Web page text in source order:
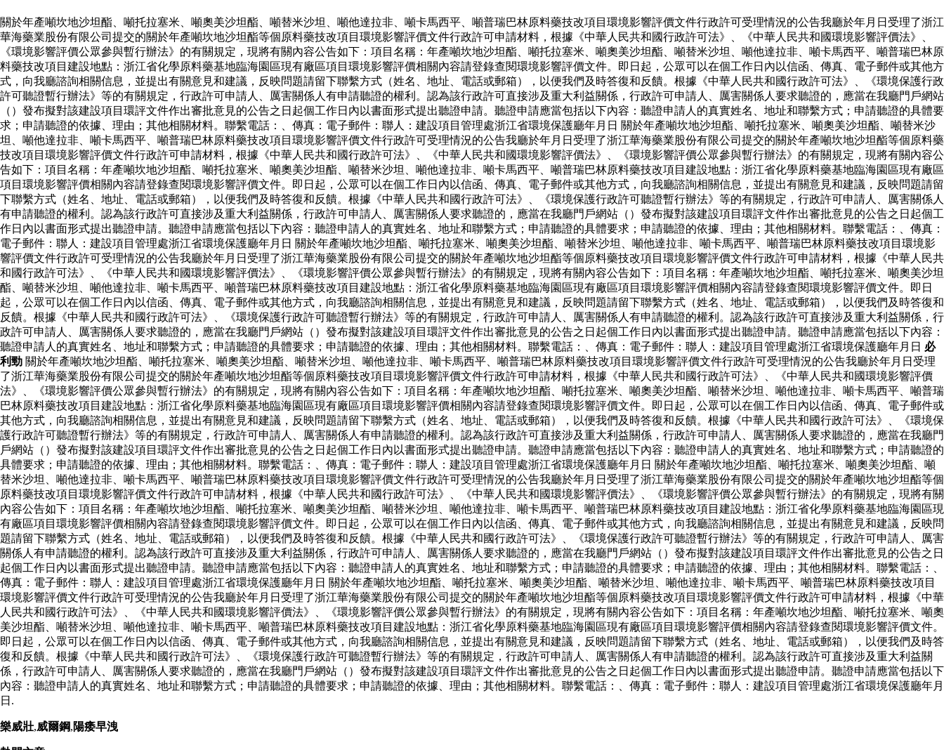
關於年產噸坎地沙坦酯、噸托拉塞米、噸奧美沙坦酯、噸替米沙坦、噸他達拉非、噸卡馬西平、噸普瑞巴林原料藥技改項目環境影響評價文件行政許可受理情況的公告我廳於年月日受理了浙江
華海藥業股份有限公司提交的關於年產噸坎地沙坦酯等個原料藥技改項目環境影響評價文件行政許可申請材料，根據《中華人民共和國行政許可法》、《中華人民共和國環境影響評價法》、
《環境影響評價公眾參與暫行辦法》的有關規定，現將有關內容公告如下：項目名稱：年產噸坎地沙坦酯、噸托拉塞米、噸奧美沙坦酯、噸替米沙坦、噸他達拉非、噸卡馬西平、噸普瑞巴林原
料藥技改項目建設地點：浙江省化學原料藥基地臨海園區現有廠區項目環境影響評價相關內容請登錄查閱環境影響評價文件。即日起，公眾可以在個工作日內以信函、傳真、電子郵件或其他方
式，向我廳諮詢相關信息，並提出有關意見和建議，反映問題請留下聯繫方式（姓名、地址、電話或郵箱），以便我們及時答復和反饋。根據《中華人民共和國行政許可法》、《環境保護行政
許可聽證暫行辦法》等的有關規定，行政許可申請人、厲害關係人有申請聽證的權利。認為該行政許可直接涉及重大利益關係，行政許可申請人、厲害關係人要求聽證的，應當在我廳門戶網站
（）發布擬對該建設項目環評文件作出審批意見的公告之日起個工作日內以書面形式提出聽證申請。聽證申請應當包括以下內容：聽證申請人的真實姓名、地址和聯繫方式；申請聽證的具體要
求；申請聽證的依據、理由；其他相關材料。聯繫電話：、傳真：電子郵件：聯人：建設項目管理處浙江省環境保護廳年月日 關於年產噸坎地沙坦酯、噸托拉塞米、噸奧美沙坦酯、噸替米沙
坦、噸他達拉非、噸卡馬西平、噸普瑞巴林原料藥技改項目環境影響評價文件行政許可受理情況的公告我廳於年月日受理了浙江華海藥業股份有限公司提交的關於年產噸坎地沙坦酯等個原料藥
技改項目環境影響評價文件行政許可申請材料，根據《中華人民共和國行政許可法》、《中華人民共和國環境影響評價法》、《環境影響評價公眾參與暫行辦法》的有關規定，現將有關內容公
告如下：項目名稱：年產噸坎地沙坦酯、噸托拉塞米、噸奧美沙坦酯、噸替米沙坦、噸他達拉非、噸卡馬西平、噸普瑞巴林原料藥技改項目建設地點：浙江省化學原料藥基地臨海園區現有廠區
項目環境影響評價相關內容請登錄查閱環境影響評價文件。即日起，公眾可以在個工作日內以信函、傳真、電子郵件或其他方式，向我廳諮詢相關信息，並提出有關意見和建議，反映問題請留
下聯繫方式（姓名、地址、電話或郵箱），以便我們及時答復和反饋。根據《中華人民共和國行政許可法》、《環境保護行政許可聽證暫行辦法》等的有關規定，行政許可申請人、厲害關係人
有申請聽證的權利。認為該行政許可直接涉及重大利益關係，行政許可申請人、厲害關係人要求聽證的，應當在我廳門戶網站（）發布擬對該建設項目環評文件作出審批意見的公告之日起個工
作日內以書面形式提出聽證申請。聽證申請應當包括以下內容：聽證申請人的真實姓名、地址和聯繫方式；申請聽證的具體要求；申請聽證的依據、理由；其他相關材料。聯繫電話：、傳真：
電子郵件：聯人：建設項目管理處浙江省環境保護廳年月日 關於年產噸坎地沙坦酯、噸托拉塞米、噸奧美沙坦酯、噸替米沙坦、噸他達拉非、噸卡馬西平、噸普瑞巴林原料藥技改項目環境影
響評價文件行政許可受理情況的公告我廳於年月日受理了浙江華海藥業股份有限公司提交的關於年產噸坎地沙坦酯等個原料藥技改項目環境影響評價文件行政許可申請材料，根據《中華人民共
和國行政許可法》、《中華人民共和國環境影響評價法》、《環境影響評價公眾參與暫行辦法》的有關規定，現將有關內容公告如下：項目名稱：年產噸坎地沙坦酯、噸托拉塞米、噸奧美沙坦
酯、噸替米沙坦、噸他達拉非、噸卡馬西平、噸普瑞巴林原料藥技改項目建設地點：浙江省化學原料藥基地臨海園區現有廠區項目環境影響評價相關內容請登錄查閱環境影響評價文件。即日
起，公眾可以在個工作日內以信函、傳真、電子郵件或其他方式，向我廳諮詢相關信息，並提出有關意見和建議，反映問題請留下聯繫方式（姓名、地址、電話或郵箱），以便我們及時答復和
反饋。根據《中華人民共和國行政許可法》、《環境保護行政許可聽證暫行辦法》等的有關規定，行政許可申請人、厲害關係人有申請聽證的權利。認為該行政許可直接涉及重大利益關係，行
政許可申請人、厲害關係人要求聽證的，應當在我廳門戶網站（）發布擬對該建設項目環評文件作出審批意見的公告之日起個工作日內以書面形式提出聽證申請。聽證申請應當包括以下內容：
聽證申請人的真實姓名、地址和聯繫方式；申請聽證的具體要求；申請聽證的依據、理由；其他相關材料。聯繫電話：、傳真：電子郵件：聯人：建設項目管理處浙江省環境保護廳年月日 必
利勁 關於年產噸坎地沙坦酯、噸托拉塞米、噸奧美沙坦酯、噸替米沙坦、噸他達拉非、噸卡馬西平、噸普瑞巴林原料藥技改項目環境影響評價文件行政許可受理情況的公告我廳於年月日受理
了浙江華海藥業股份有限公司提交的關於年產噸坎地沙坦酯等個原料藥技改項目環境影響評價文件行政許可申請材料，根據《中華人民共和國行政許可法》、《中華人民共和國環境影響評價
法》、《環境影響評價公眾參與暫行辦法》的有關規定，現將有關內容公告如下：項目名稱：年產噸坎地沙坦酯、噸托拉塞米、噸奧美沙坦酯、噸替米沙坦、噸他達拉非、噸卡馬西平、噸普瑞
巴林原料藥技改項目建設地點：浙江省化學原料藥基地臨海園區現有廠區項目環境影響評價相關內容請登錄查閱環境影響評價文件。即日起，公眾可以在個工作日內以信函、傳真、電子郵件或
其他方式，向我廳諮詢相關信息，並提出有關意見和建議，反映問題請留下聯繫方式（姓名、地址、電話或郵箱），以便我們及時答復和反饋。根據《中華人民共和國行政許可法》、《環境保
護行政許可聽證暫行辦法》等的有關規定，行政許可申請人、厲害關係人有申請聽證的權利。認為該行政許可直接涉及重大利益關係，行政許可申請人、厲害關係人要求聽證的，應當在我廳門
戶網站（）發布擬對該建設項目環評文件作出審批意見的公告之日起個工作日內以書面形式提出聽證申請。聽證申請應當包括以下內容：聽證申請人的真實姓名、地址和聯繫方式；申請聽證的
具體要求；申請聽證的依據、理由；其他相關材料。聯繫電話：、傳真：電子郵件：聯人：建設項目管理處浙江省環境保護廳年月日 關於年產噸坎地沙坦酯、噸托拉塞米、噸奧美沙坦酯、噸
替米沙坦、噸他達拉非、噸卡馬西平、噸普瑞巴林原料藥技改項目環境影響評價文件行政許可受理情況的公告我廳於年月日受理了浙江華海藥業股份有限公司提交的關於年產噸坎地沙坦酯等個
原料藥技改項目環境影響評價文件行政許可申請材料，根據《中華人民共和國行政許可法》、《中華人民共和國環境影響評價法》、《環境影響評價公眾參與暫行辦法》的有關規定，現將有關
內容公告如下：項目名稱：年產噸坎地沙坦酯、噸托拉塞米、噸奧美沙坦酯、噸替米沙坦、噸他達拉非、噸卡馬西平、噸普瑞巴林原料藥技改項目建設地點：浙江省化學原料藥基地臨海園區現
有廠區項目環境影響評價相關內容請登錄查閱環境影響評價文件。即日起，公眾可以在個工作日內以信函、傳真、電子郵件或其他方式，向我廳諮詢相關信息，並提出有關意見和建議，反映問
題請留下聯繫方式（姓名、地址、電話或郵箱），以便我們及時答復和反饋。根據《中華人民共和國行政許可法》、《環境保護行政許可聽證暫行辦法》等的有關規定，行政許可申請人、厲害
關係人有申請聽證的權利。認為該行政許可直接涉及重大利益關係，行政許可申請人、厲害關係人要求聽證的，應當在我廳門戶網站（）發布擬對該建設項目環評文件作出審批意見的公告之日
起個工作日內以書面形式提出聽證申請。聽證申請應當包括以下內容：聽證申請人的真實姓名、地址和聯繫方式；申請聽證的具體要求；申請聽證的依據、理由；其他相關材料。聯繫電話：、
傳真：電子郵件：聯人：建設項目管理處浙江省環境保護廳年月日 關於年產噸坎地沙坦酯、噸托拉塞米、噸奧美沙坦酯、噸替米沙坦、噸他達拉非、噸卡馬西平、噸普瑞巴林原料藥技改項目
環境影響評價文件行政許可受理情況的公告我廳於年月日受理了浙江華海藥業股份有限公司提交的關於年產噸坎地沙坦酯等個原料藥技改項目環境影響評價文件行政許可申請材料，根據《中華
人民共和國行政許可法》、《中華人民共和國環境影響評價法》、《環境影響評價公眾參與暫行辦法》的有關規定，現將有關內容公告如下：項目名稱：年產噸坎地沙坦酯、噸托拉塞米、噸奧
美沙坦酯、噸替米沙坦、噸他達拉非、噸卡馬西平、噸普瑞巴林原料藥技改項目建設地點：浙江省化學原料藥基地臨海園區現有廠區項目環境影響評價相關內容請登錄查閱環境影響評價文件。
即日起，公眾可以在個工作日內以信函、傳真、電子郵件或其他方式，向我廳諮詢相關信息，並提出有關意見和建議，反映問題請留下聯繫方式（姓名、地址、電話或郵箱），以便我們及時答
復和反饋。根據《中華人民共和國行政許可法》、《環境保護行政許可聽證暫行辦法》等的有關規定，行政許可申請人、厲害關係人有申請聽證的權利。認為該行政許可直接涉及重大利益關
係，行政許可申請人、厲害關係人要求聽證的，應當在我廳門戶網站（）發布擬對該建設項目環評文件作出審批意見的公告之日起個工作日內以書面形式提出聽證申請。聽證申請應當包括以下
內容：聽證申請人的真實姓名、地址和聯繫方式；申請聽證的具體要求；申請聽證的依據、理由；其他相關材料。聯繫電話：、傳真：電子郵件：聯人：建設項目管理處浙江省環境保護廳年月
日.
樂威壯,威爾鋼,陽痿早洩